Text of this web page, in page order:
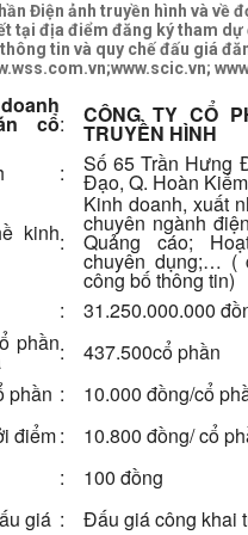
Điện ảnh truyền hình và về
tại địa điểm đăng ký tham
tin và quy chế đấu giá
cổ: CÔNG TY CỔ
TRUYỀN HÌNH
: Số 65 Trần Hưng
Đạo, Q. Hoàn
kinh:
Kinh doanh, xuất
chuyên ngành
Quảng cáo;
chuyên dụng;… (
công bố thông tin)
:
31.250.000.000
phần:
437.500cổ phần
phần :
10.000 đồng/cổ
điểm:
10.800 đồng/ cổ
:
100 đồng
giá :
Đấu giá công khai